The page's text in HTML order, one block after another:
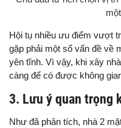
Hội tụ nhiều ưu điểm vượt
gặp phải một số vấn đề về
yên tĩnh. Vì vậy, khi xây
càng để có được không
3. Lưu ý quan trọng
Như đã phân tích, nhà 2